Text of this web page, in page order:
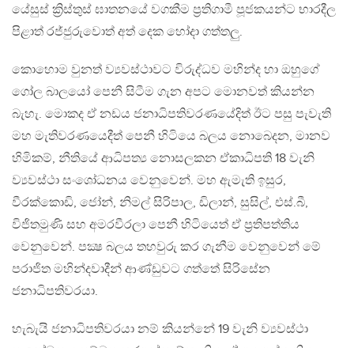
යේසුස් ක්‍රිස්තුස් ඝාතනයේ වගකීම ප්‍රතිගාමී පූජකයන්ට භාරදීල
පිළාත් රජ්ජුරුවොත් අත් දෙක හෝදා ගත්තලු.
කොහොම වුනත් ව්‍යවස්ථාවට විරුද්ධව මහින්ද හා ඔහුගේ
ගෝල බාලයෝ පෙනී සිටීම ගැන අපට මොනවත් කියන්න
බැහැ. මොකද ඒ නඩය ජනාධිපතිවරණයේදිත් ඊට පසු පැවැති
මහ මැතිවරණයෙදීත් පෙනී හිටියෙ බලය නොබෙදන, මානව
හිමිකම්, නීතියේ ආධිපත්‍ය නොසලකන ඒකාධිපති 18 වැනි
ව්‍යවස්ථා සංශෝධනය වෙනුවෙන්. මහ ඇමැති ඉසුර​,
වීරක්කොඩි, ජෝන්, නිමල් සිරිපාල​, ඩිලාන්, සුසිල්, එස්.බී,
විජිතමුණි සහ අමරවීරලා පෙනී හිටියෙත් ඒ ප්‍රතිපත්තිය
වෙනුවෙන්. පක්‍ෂ බලය තහවුරු කර ගැනීම වෙනුවෙන් මේ
පරාජිත මහින්දවාදීන් ආණ්ඩුවට ගත්තේ සිරිසේන
ජනාධිපතිවරයා.
හැබැයි ජනාධිපතිවරයා නම් කියන්නේ 19 වැනි ව්‍යවස්ථා